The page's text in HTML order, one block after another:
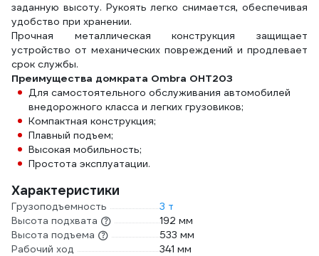
заданную высоту. Рукоять легко снимается, обеспечивая
удобство при хранении.
Прочная металлическая конструкция защищает
устройство от механических повреждений и продлевает
срок службы.
Преимущества домкрата Ombra OHT203
Для самостоятельного обслуживания автомобилей
внедорожного класса и легких грузовиков;
Компактная конструкция;
Плавный подъем;
Высокая мобильность;
Простота эксплуатации.
Характеристики
Грузоподъемность
3 т
Высота подхвата
192 мм
Высота подъема
533 мм
Рабочий ход
341 мм